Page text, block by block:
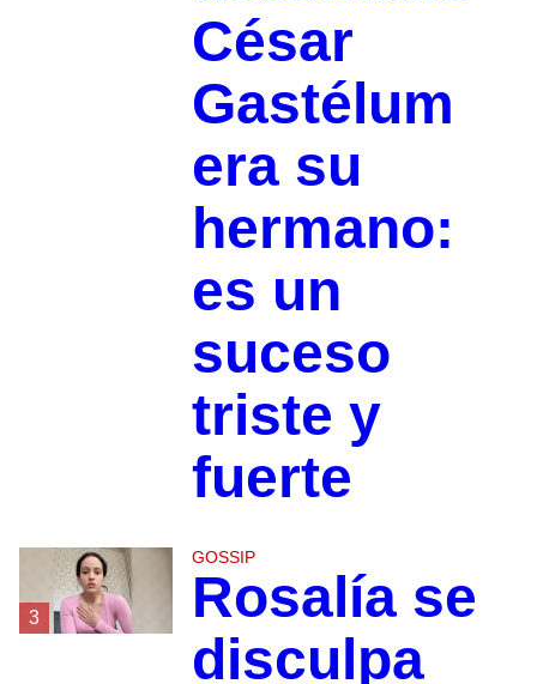
César
Gastélum
era su
hermano:
es un
suceso
triste y
fuerte
3
GOSSIP
Rosalía se
disculpa